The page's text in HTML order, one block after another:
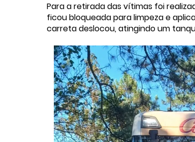
Para a retirada das vítimas foi
ficou bloqueada para limpeza e
carreta deslocou, atingindo um